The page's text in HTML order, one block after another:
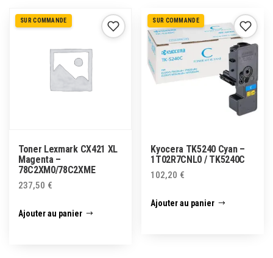
SUR COMMANDE
Toner Lexmark CX421 XL
Magenta –
78C2XM0/78C2XME
237,50 €
Ajouter au panier
SUR COMMANDE
Kyocera TK5240 Cyan –
1T02R7CNL0 / TK5240C
102,20 €
Ajouter au panier